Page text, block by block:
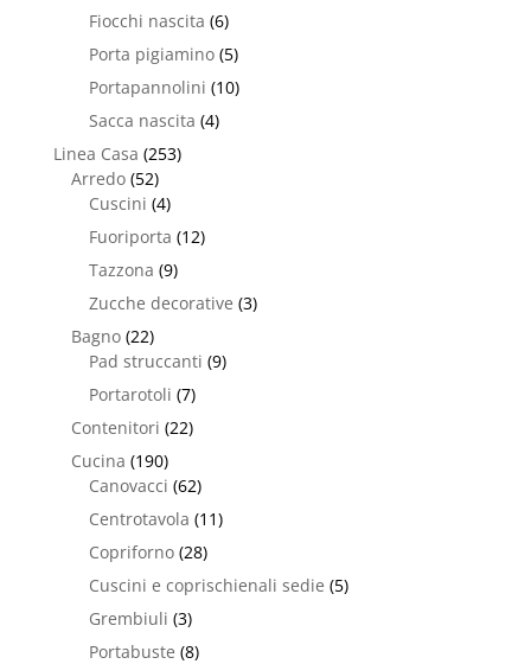
Fiocchi nascita (6)
Porta pigiamino (5)
Portapannolini (10)
Sacca nascita (4)
Linea Casa (253)
Arredo (52)
Cuscini (4)
Fuoriporta (12)
Tazzona (9)
Zucche decorative (3)
Bagno (22)
Pad struccanti (9)
Portarotoli (7)
Contenitori (22)
Cucina (190)
Canovacci (62)
Centrotavola (11)
Copriforno (28)
Cuscini e coprischienali sedie (5)
Grembiuli (3)
Portabuste (8)